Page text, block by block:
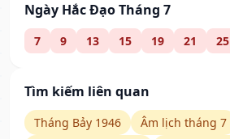
Ngày Hắc Đạo Tháng 7
7 9 13 15 19 21 25
Tìm kiếm liên quan
Tháng Bảy 1946
Âm lịch tháng 7